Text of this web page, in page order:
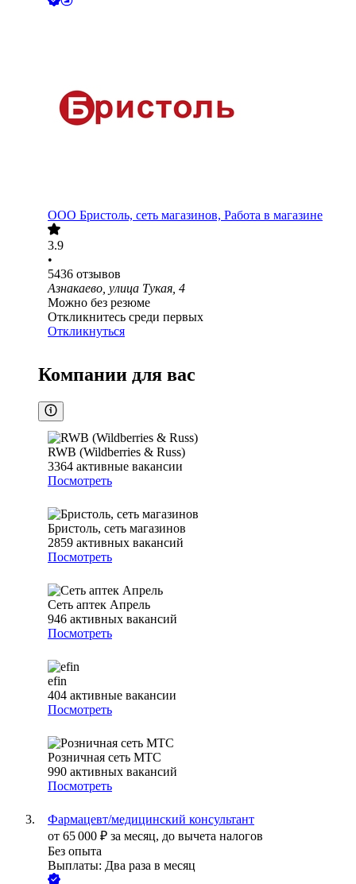
ООО Бристоль, сеть магазинов, Работа в магазине
3.9
•
5436 отзывов
Азнакаево, улица Тукая, 4
Можно без резюме
Откликнитесь среди первых
Откликнуться
Компании для вас
RWB (Wildberries & Russ)
3364 активные вакансии
Посмотреть
Бристоль, сеть магазинов
2859 активных вакансий
Посмотреть
Сеть аптек Апрель
946 активных вакансий
Посмотреть
efin
404 активные вакансии
Посмотреть
Розничная сеть МТС
990 активных вакансий
Посмотреть
Фармацевт/медицинский консультант
от 65 000 ₽ за месяц, до вычета налогов
Без опыта
Выплаты: Два раза в месяц